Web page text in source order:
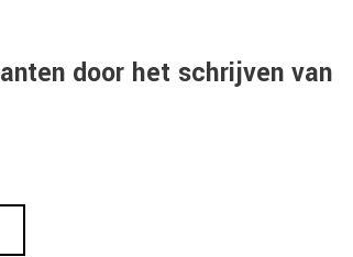
door het schrijven van